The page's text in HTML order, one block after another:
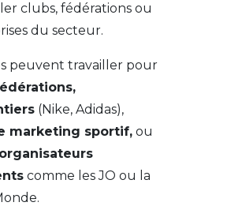
clubs, fédérations ou
du secteur.
peuvent travailler pour
(Nike, Adidas),
marketing sportif,ou
organisateurs
comme les JO ou la